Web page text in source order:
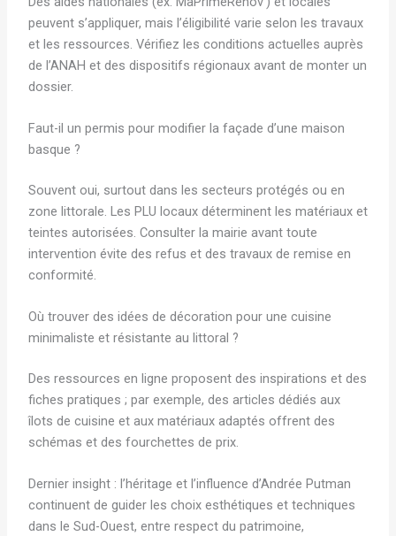
peuvent s’appliquer, mais l’éligibilité varie selon les travaux
et les ressources. Vérifiez les conditions actuelles auprès
de l’ANAH et des dispositifs régionaux avant de monter un
dossier.
Faut-il un permis pour modifier la façade d’une maison
basque ?
Souvent oui, surtout dans les secteurs protégés ou en
zone littorale. Les PLU locaux déterminent les matériaux et
teintes autorisées. Consulter la mairie avant toute
intervention évite des refus et des travaux de remise en
conformité.
Où trouver des idées de décoration pour une cuisine
minimaliste et résistante au littoral ?
Des ressources en ligne proposent des inspirations et des
fiches pratiques ; par exemple, des articles dédiés aux
îlots de cuisine et aux matériaux adaptés offrent des
schémas et des fourchettes de prix.
Dernier insight : l’héritage et l’influence d’Andrée Putman
continuent de guider les choix esthétiques et techniques
dans le Sud-Ouest, entre respect du patrimoine,